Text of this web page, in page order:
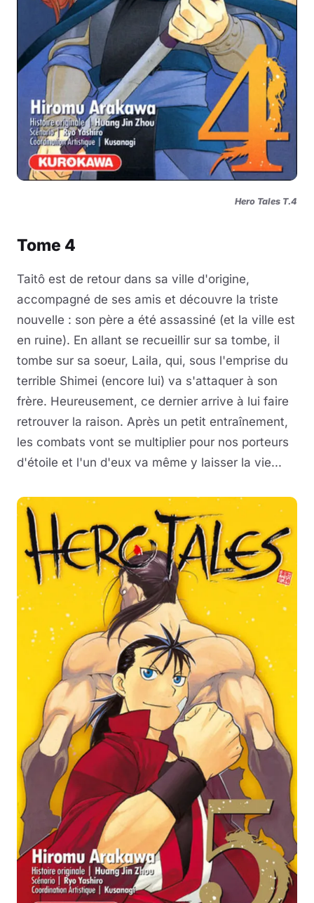
Hero Tales T.4
Tome 4
Taitô est de retour dans sa ville d'origine,
accompagné de ses amis et découvre la triste
nouvelle : son père a été assassiné (et la ville est
en ruine). En allant se recueillir sur sa tombe, il
tombe sur sa soeur, Laila, qui, sous l'emprise du
terrible Shimei (encore lui) va s'attaquer à son
frère. Heureusement, ce dernier arrive à lui faire
retrouver la raison. Après un petit entraînement,
les combats vont se multiplier pour nos porteurs
d'étoile et l'un d'eux va même y laisser la vie...